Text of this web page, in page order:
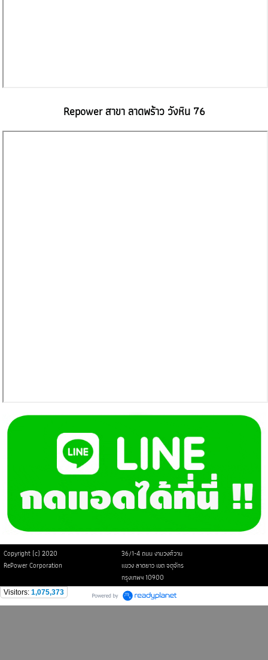
Repower สาขา ลาดพร้าว วังหิน 76
Copyright (c) 2020
36/1-4 ถนน งามวงศ์วาน
RePower Corporation
แขวง ลาดยาว เขต จตุจักร
กรุงเทพฯ 10900
Visitors: 1,075,373